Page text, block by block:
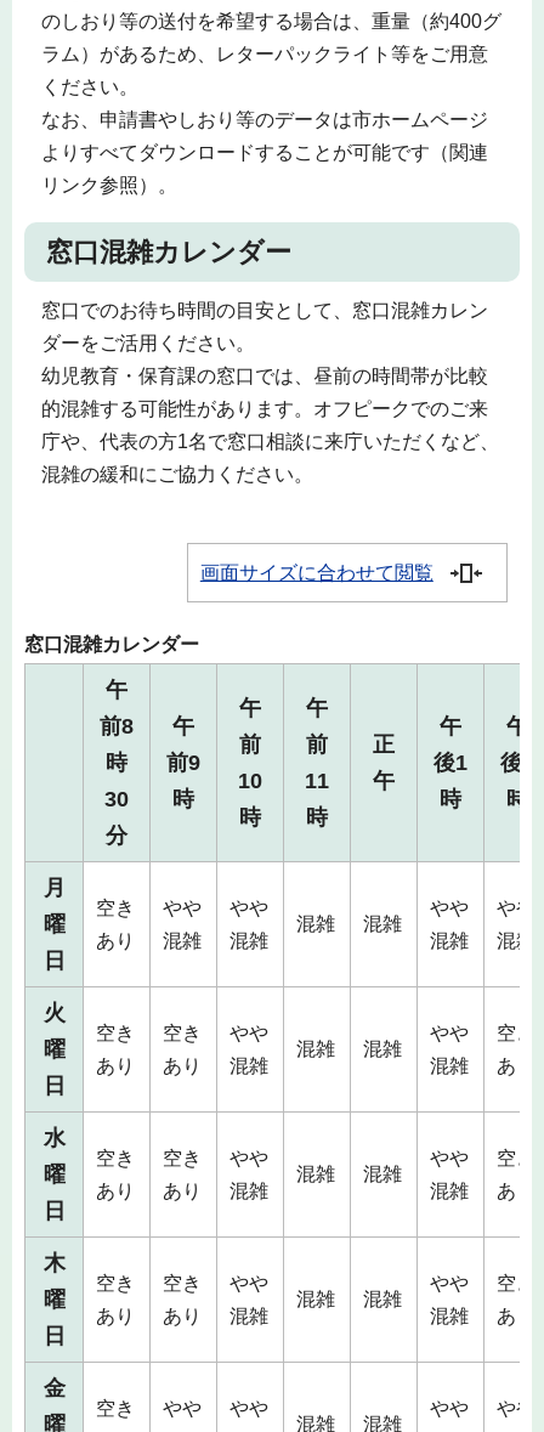
のしおり等の送付を希望する場合は、重量（約400グ
ラム）があるため、レターパックライト等をご用意
ください。
なお、申請書やしおり等のデータは市ホームページ
よりすべてダウンロードすることが可能です（関連
リンク参照）。
窓口混雑カレンダー
窓口でのお待ち時間の目安として、窓口混雑カレン
ダーをご活用ください。
幼児教育・保育課の窓口では、昼前の時間帯が比較
的混雑する可能性があります。オフピークでのご来
庁や、代表の方1名で窓口相談に来庁いただくなど、
混雑の緩和にご協力ください。
画面サイズに合わせて閲覧
窓口混雑カレンダー
午
前8
時
30
分
午
前9
時
午
前
10
時
午
前
11
時
正
午
午
後1
時
午
後2
時
月
曜
日
空き
あり
やや
混雑
やや
混雑
混雑 混雑
やや
混雑
やや
混雑
火
曜
日
空き
あり
空き
あり
やや
混雑
混雑 混雑
やや
混雑
空き
あり
水
曜
日
空き
あり
空き
あり
やや
混雑
混雑 混雑
やや
混雑
空き
あり
木
曜
日
空き
あり
空き
あり
やや
混雑
混雑 混雑
やや
混雑
空き
あり
金
曜
空き
やや
やや
混雑 混雑
やや
やや